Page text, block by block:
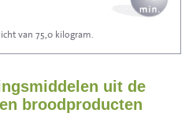
59
van 75,0 kilogram.
uit de
broodproducten